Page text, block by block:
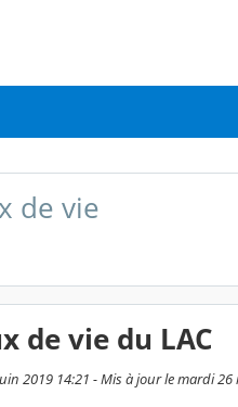
de vie
de vie du LAC
2019 14:21 - Mis à jour le mardi 26